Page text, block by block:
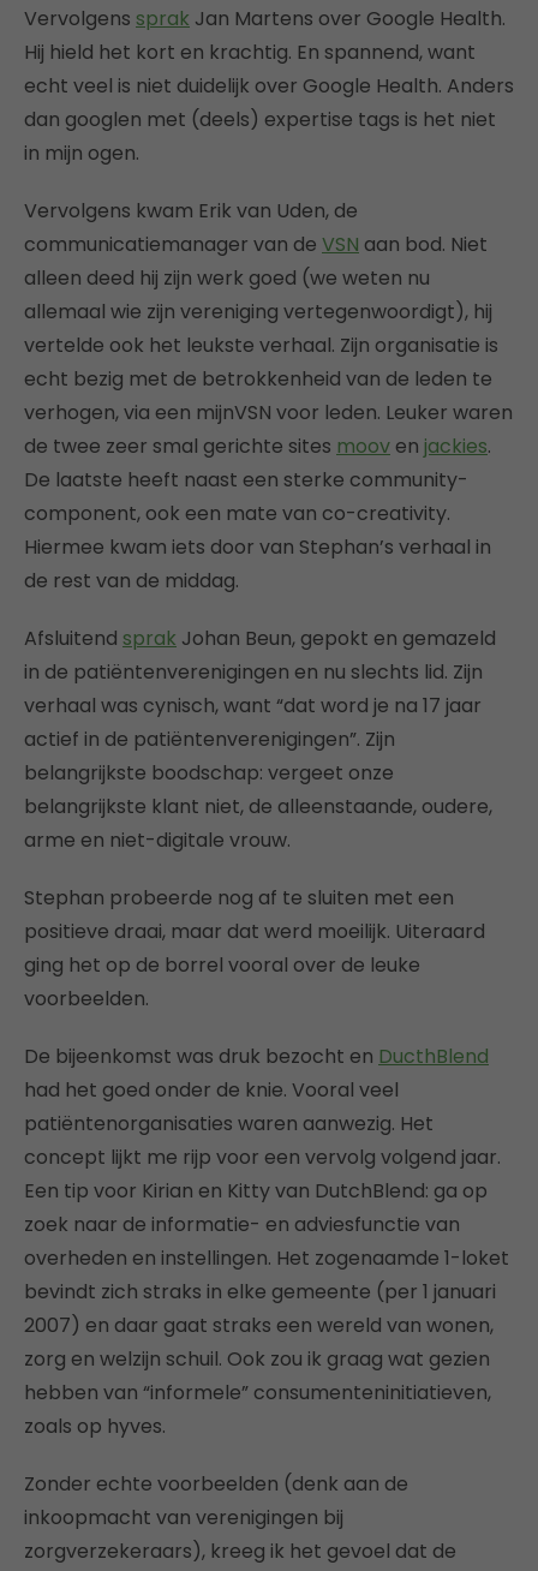
Vervolgens sprak Jan Martens over Google Health.
Hij hield het kort en krachtig. En spannend, want
echt veel is niet duidelijk over Google Health. Anders
dan googlen met (deels) expertise tags is het niet
in mijn ogen.
Vervolgens kwam Erik van Uden, de
communicatiemanager van de VSN aan bod. Niet
alleen deed hij zijn werk goed (we weten nu
allemaal wie zijn vereniging vertegenwoordigt), hij
vertelde ook het leukste verhaal. Zijn organisatie is
echt bezig met de betrokkenheid van de leden te
verhogen, via een mijnVSN voor leden. Leuker waren
de twee zeer smal gerichte sites moov en jackies.
De laatste heeft naast een sterke community-
component, ook een mate van co-creativity.
Hiermee kwam iets door van Stephan’s verhaal in
de rest van de middag.
Afsluitend sprak Johan Beun, gepokt en gemazeld
in de patiëntenverenigingen en nu slechts lid. Zijn
verhaal was cynisch, want “dat word je na 17 jaar
actief in de patiëntenverenigingen”. Zijn
belangrijkste boodschap: vergeet onze
belangrijkste klant niet, de alleenstaande, oudere,
arme en niet-digitale vrouw.
Stephan probeerde nog af te sluiten met een
positieve draai, maar dat werd moeilijk. Uiteraard
ging het op de borrel vooral over de leuke
voorbeelden.
De bijeenkomst was druk bezocht en DucthBlend
had het goed onder de knie. Vooral veel
patiëntenorganisaties waren aanwezig. Het
concept lijkt me rijp voor een vervolg volgend jaar.
Een tip voor Kirian en Kitty van DutchBlend: ga op
zoek naar de informatie- en adviesfunctie van
overheden en instellingen. Het zogenaamde 1-loket
bevindt zich straks in elke gemeente (per 1 januari
2007) en daar gaat straks een wereld van wonen,
zorg en welzijn schuil. Ook zou ik graag wat gezien
hebben van “informele” consumenteninitiatieven,
zoals op hyves.
Zonder echte voorbeelden (denk aan de
inkoopmacht van verenigingen bij
zorgverzekeraars), kreeg ik het gevoel dat de